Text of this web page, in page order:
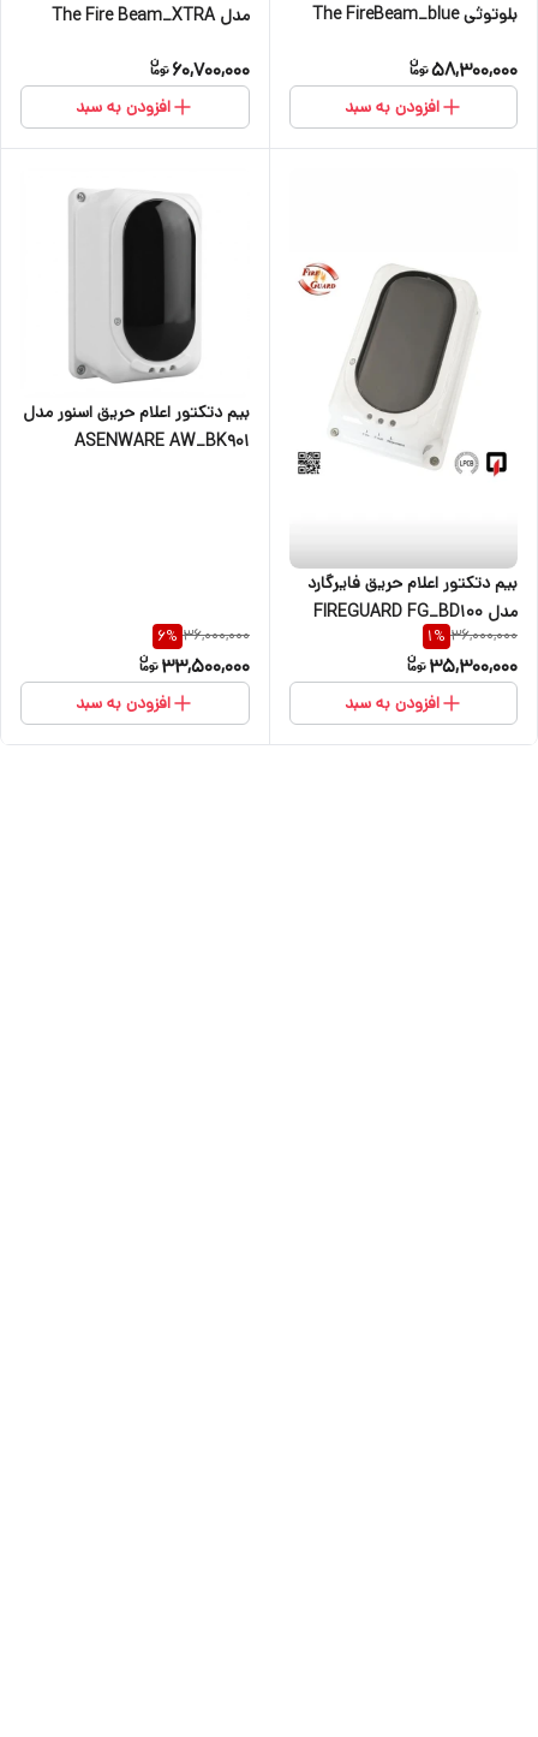
بلوتوثی The FireBeam_blue
58,300,000
افزودن به سبد
مدل The Fire Beam_XTRA
60,700,000
افزودن به سبد
بیم دتکتور اعلام حریق فایرگارد
مدل FIREGUARD FG_BD100
36,000,000
1%
35,300,000
افزودن به سبد
بیم دتکتور اعلام حریق اسنور مدل
ASENWARE AW_BK901
36,000,000
6%
33,500,000
افزودن به سبد